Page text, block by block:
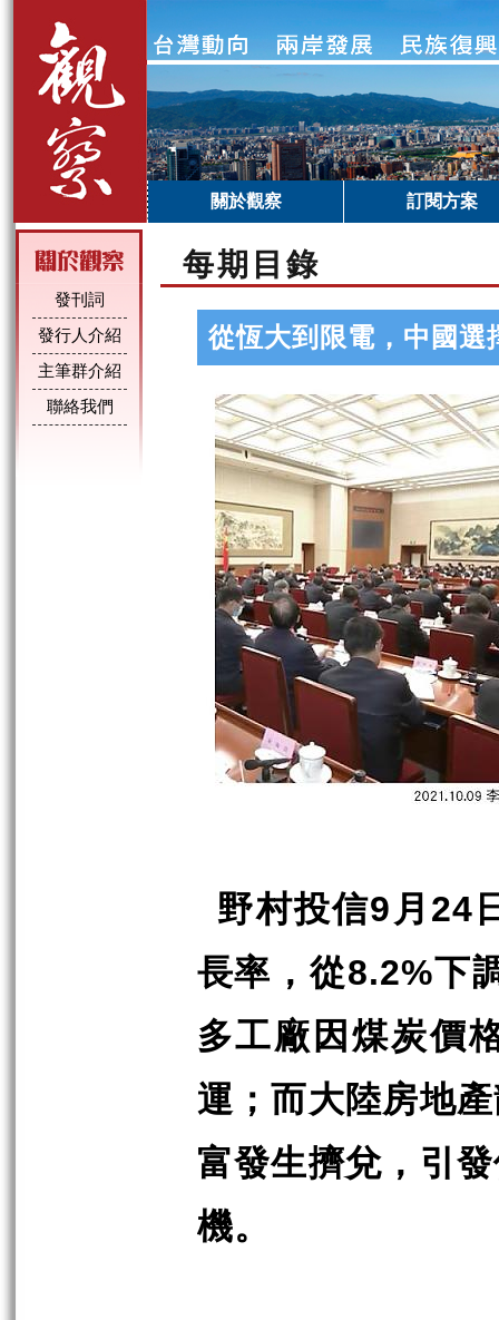
關於觀察 訂閱方案
發刊詞
發行人介紹
主筆群介紹
聯絡我們
每期目錄
從恆大到限電，中國選
野村投信9 月 24
長率，從8.2%下
多工廠因煤炭價
運；而大陸房地
富發生擠兌，引
機。